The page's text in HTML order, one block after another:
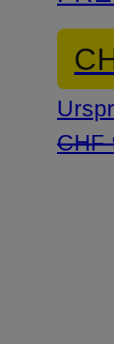
CHF